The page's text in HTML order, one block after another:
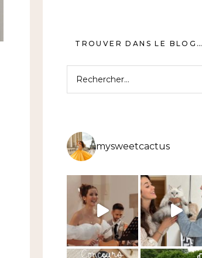
TROUVER DANS LE BLOG…
mysweetcactus